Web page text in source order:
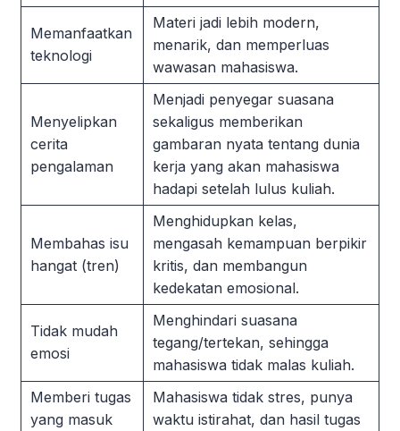
Memanfaatkan
teknologi
Materi jadi lebih modern,
menarik, dan memperluas
wawasan mahasiswa.
Menyelipkan
cerita
pengalaman
Menjadi penyegar suasana
sekaligus memberikan
gambaran nyata tentang dunia
kerja yang akan mahasiswa
hadapi setelah lulus kuliah.
Membahas isu
hangat (tren)
Menghidupkan kelas,
mengasah kemampuan berpikir
kritis, dan membangun
kedekatan emosional.
Tidak mudah
emosi
Menghindari suasana
tegang/tertekan, sehingga
mahasiswa tidak malas kuliah.
Memberi tugas
yang masuk
Mahasiswa tidak stres, punya
waktu istirahat, dan hasil tugas